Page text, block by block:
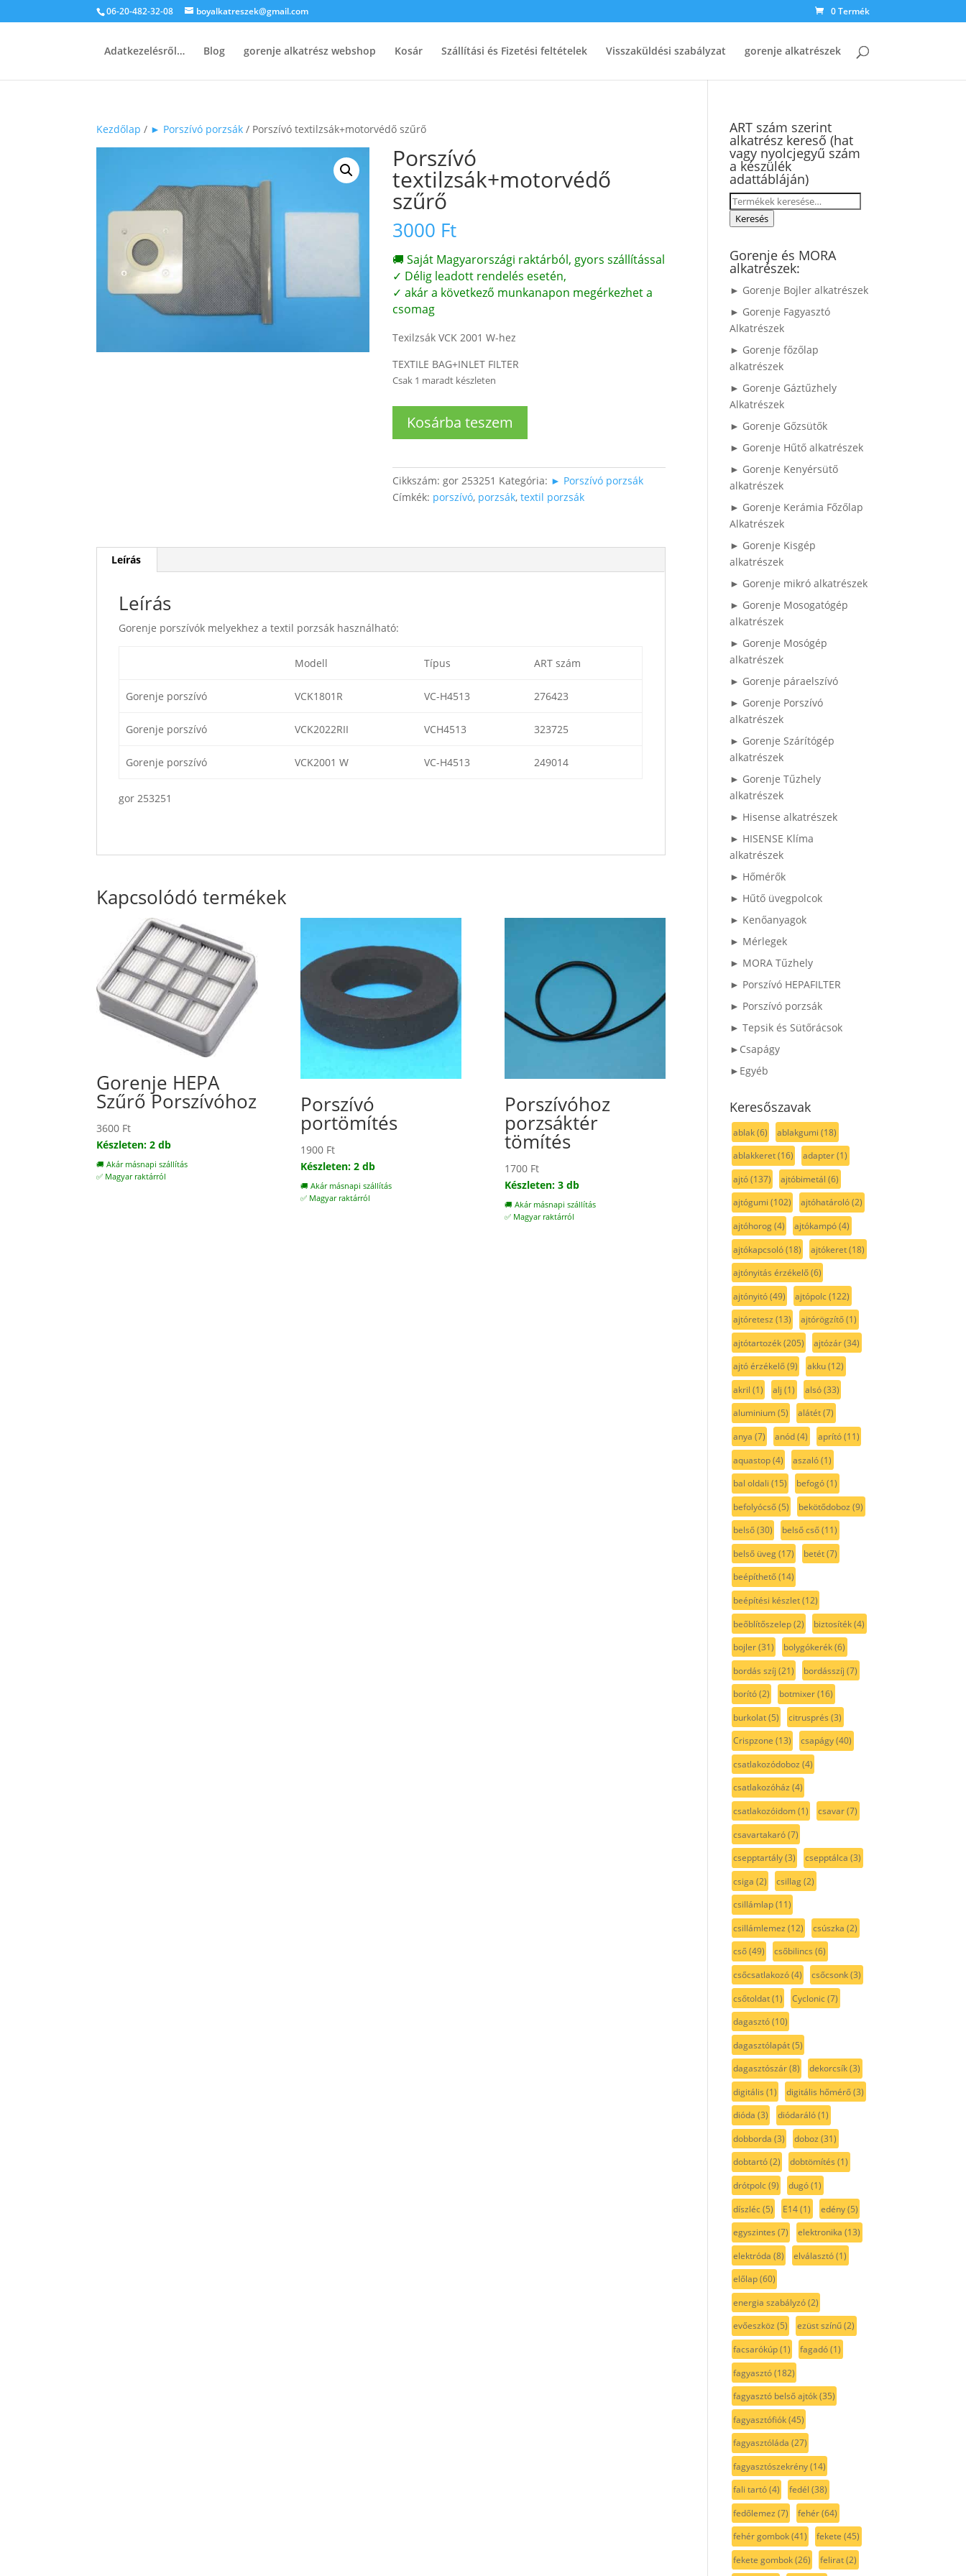
06-20-482-32-08 boyalkatreszek@gmail.com 0 Termék
Adatkezelésről… Blog gorenje alkatrész webshop Kosár Szállítási és Fizetési feltételek Visszaküldési szabályzat gorenje alkatrészek
Kezdőlap / ► Porszívó porzsák / Porszívó textilzsák+motorvédő szűrő
Porszívó
textilzsák+motorvédő
szűrő
3000 Ft
🚚 Saját Magyarországi raktárból, gyors szállítással
✓ Délig leadott rendelés esetén,
✓ akár a következő munkanapon megérkezhet a
csomag
Texilzsák VCK 2001 W-hez
TEXTILE BAG+INLET FILTER
Csak 1 maradt készleten
textilzsák+motorvédő
Kosárba teszem
Cikkszám:gor 253251 Kategória: ► Porszívó porzsák
Címkék: porszívó, porzsák,textil porzsák
Leírás
Leírás
Gorenje porszívók melyekhez a textil porzsák használható:
Modell Típus ART szám
Gorenje porszívó VCK1801R VC-H4513 276423
Gorenje porszívó VCK2022RII VCH4513 323725
Gorenje porszívó VCK2001 W VC-H4513 249014
gor 253251
Kapcsolódó termékek
Gorenje HEPA
Szűrő Porszívóhoz
3600 Ft
Készleten: 2 db
🚚 Akár másnapi szállítás
✅ Magyar raktárról
Porszívó
portömítés
1900 Ft
Készleten: 2 db
🚚 Akár másnapi szállítás
✅ Magyar raktárról
Porszívóhoz
porzsáktér
tömítés
1700 Ft
Készleten: 3 db
🚚 Akár másnapi szállítás
✅ Magyar raktárról
ART szám szerint
alkatrész kereső (hat
vagy nyolcjegyű szám
a készülék
adattábláján)
Keresés
a Keresés
Gorenje és MORA
alkatrészek:
► Gorenje Bojler alkatrészek
► Gorenje Fagyasztó
Alkatrészek
► Gorenje főzőlap
alkatrészek
► Gorenje Gáztűzhely
Alkatrészek
► Gorenje Gőzsütők
► Gorenje Hűtő alkatrészek
► Gorenje Kenyérsütő
alkatrészek
► Gorenje Kerámia Főzőlap
Alkatrészek
► Gorenje Kisgép
alkatrészek
► Gorenje mikró alkatrészek
► Gorenje Mosogatógép
alkatrészek
► Gorenje Mosógép
alkatrészek
► Gorenje páraelszívó
► Gorenje Porszívó
alkatrészek
► Gorenje Szárítógép
alkatrészek
► Gorenje Tűzhely
alkatrészek
► Hisense alkatrészek
► HISENSE Klíma
alkatrészek
► Hőmérők
► Hűtő üvegpolcok
► Kenőanyagok
► Mérlegek
► MORA Tűzhely
► Porszívó HEPAFILTER
► Porszívó porzsák
► Tepsik és Sütőrácsok
►Csapágy
►Egyéb
Keresőszavak
ablak(6) ablakgumi (18)
ablakkeret(16) adapter(1)
ajtó(137) ajtóbimetál (6)
ajtógumi (102) ajtóhatároló(2)
ajtóhorog(4) ajtókampó(4)
ajtókapcsoló(18) ajtókeret(18)
ajtónyitás érzékelő(6)
ajtónyitó(49) ajtópolc(122)
ajtóretesz (13) ajtórögzítő(1)
ajtótartozék(205) ajtózár(34)
ajtó érzékelő(9) akku(12)
akril (1) alj (1) alsó(33)
aluminium(5) alátét(7)
anya (7) anód(4) aprító(11)
aquastop(4) aszaló(1)
bal oldali (15) befogó(1)
befolyócső(5) bekötődoboz (9)
belső(30) belső cső(11)
belső üveg(17) betét(7)
beépíthető(14)
beépítési készlet(12)
beőblítőszelep(2) biztosíték(4)
bojler(31) bolygókerék(6)
bordás szíj (21) bordásszíj (7)
borító(2) botmixer(16)
burkolat(5) citrusprés (3)
Crispzone (13) csapágy(40)
csatlakozódoboz (4)
csatlakozóház (4)
csatlakozóidom(1) csavar(7)
csavartakaró(7)
csepptartály(3) csepptálca (3)
csiga (2) csillag(2)
csillámlap(11)
csillámlemez (12) csúszka (2)
cső(49) csőbilincs (6)
csőcsatlakozó(4) csőcsonk(3)
csőtoldat(1) Cyclonic(7)
dagasztó(10)
dagasztólapát(5)
dagasztószár(8) dekorcsík(3)
digitális (1) digitális hőmérő(3)
dióda (3) diódaráló(1)
dobborda (3) doboz (31)
dobtartó(2) dobtömítés (1)
drótpolc(9) dugó(1)
díszléc(5) E14(1) edény(5)
egyszintes (7) elektronika (13)
elektróda (8) elválasztó(1)
előlap(60)
energia szabályzó(2)
evőeszköz (5) ezüst színű(2)
facsarókúp(1) fagadó(1)
fagyasztó(182)
fagyasztó belső ajtók(35)
fagyasztófiók(45)
fagyasztóláda (27)
fagyasztószekrény(14)
fali tartó(4) fedél (38)
fedőlemez (7) fehér(64)
fehér gombok(41) fekete (45)
fekete gombok(26) felirat(2)